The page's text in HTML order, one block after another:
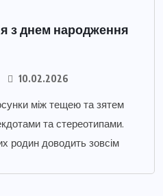
з днем народження
10.02.2026
між тещею та зятем
та стереотипами.
родин доводить зовсім